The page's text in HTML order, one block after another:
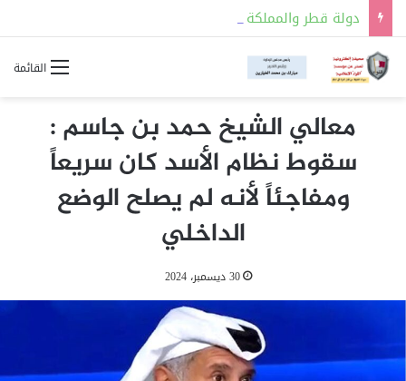
القائمة
معالي الشيخ حمد بن جاسم :
سقوط نظام الأسد كان سريعاً
ومفاجئاً لأنه لم يصلح الوضع
الداخلي
30 ديسمبر، 2024